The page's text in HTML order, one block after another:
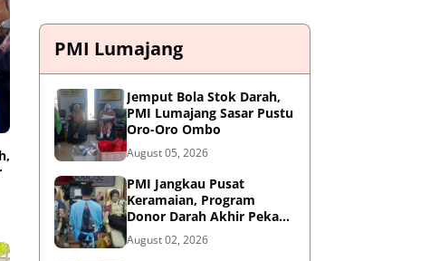
PMI Lumajang
Jemput Bola Stok Darah,
PMI Lumajang Sasar Pustu
Oro-Oro Ombo
August 05, 2026
PMI Jangkau Pusat
Keramaian, Program
Donor Darah Akhir Pekan
di GM Plaza Lumajang
Disambut Antusias
August 02, 2026